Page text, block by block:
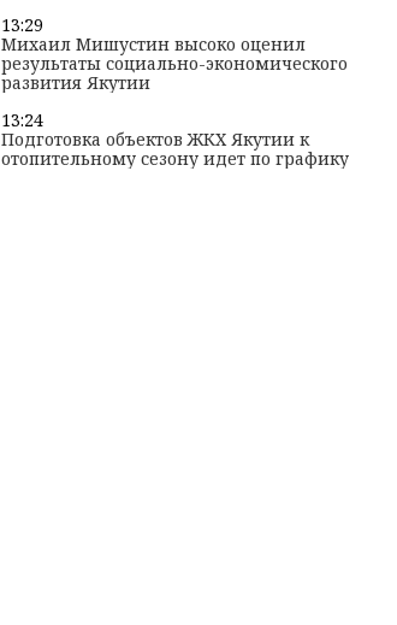
13:29
Михаил Мишустин высоко оценил
результаты социально-экономического
развития Якутии
13:24
Подготовка объектов ЖКХ Якутии к
отопительному сезону идет по графику